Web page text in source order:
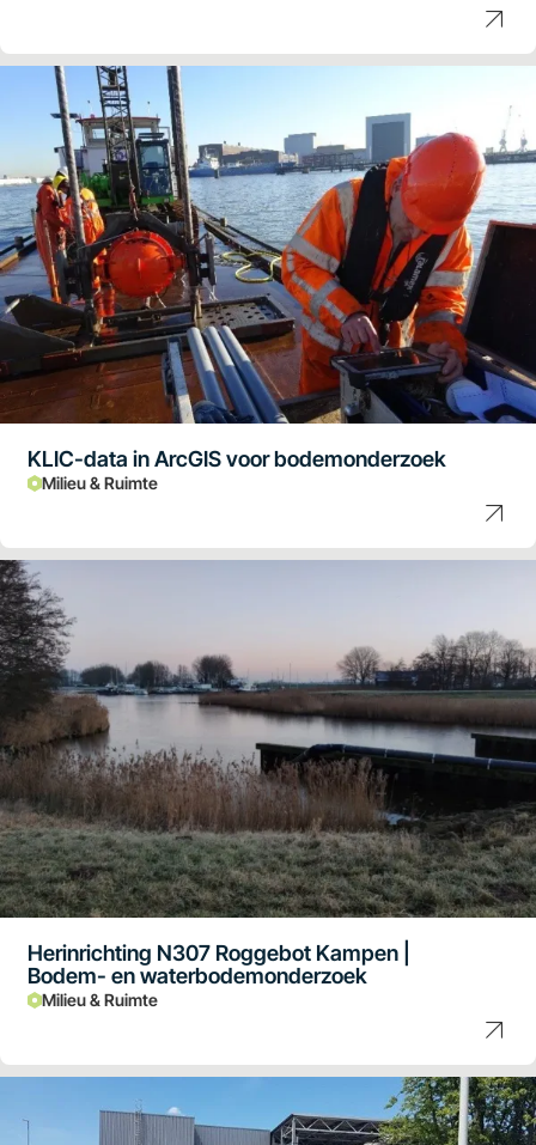
KLIC-data in ArcGIS voor bodemonderzoek
Milieu & Ruimte
Herinrichting N307 Roggebot Kampen |
Bodem- en waterbodemonderzoek
Milieu & Ruimte